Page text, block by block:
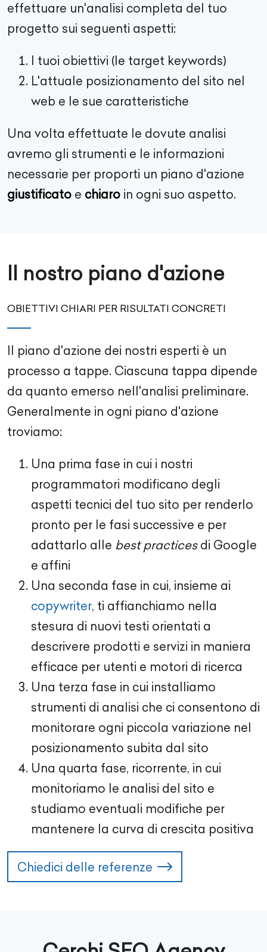
effettuare un'analisi completa del tuo
progetto sui seguenti aspetti:
I tuoi obiettivi (le target keywords)
L'attuale posizionamento del sito nel
web e le sue caratteristiche
Una volta effettuate le dovute analisi
avremo gli strumenti e le informazioni
necessarie per proporti un piano d'azione
giustificato e chiaro in ogni suo aspetto.
Il nostro piano d'azione
OBIETTIVI CHIARI PER RISULTATI CONCRETI
Il piano d'azione dei nostri esperti è un
processo a tappe. Ciascuna tappa dipende
da quanto emerso nell'analisi preliminare.
Generalmente in ogni piano d'azione
troviamo:
Una prima fase in cui i nostri
programmatori modificano degli
aspetti tecnici del tuo sito per renderlo
pronto per le fasi successive e per
adattarlo alle best practicesdi Google
e affini
Una seconda fase in cui, insieme ai
copywriter, ti affianchiamo nella
stesura di nuovi testi orientati a
descrivere prodotti e servizi in maniera
efficace per utenti e motori di ricerca
Una terza fase in cui installiamo
strumenti di analisi che ci consentono di
monitorare ogni piccola variazione nel
posizionamento subita dal sito
Una quarta fase, ricorrente, in cui
monitoriamo le analisi del sito e
studiamo eventuali modifiche per
mantenere la curva di crescita positiva
Chiedici delle referenze